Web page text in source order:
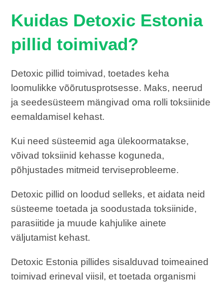
Kuidas Detoxic Estonia
pillid toimivad?
Detoxic pillid toimivad, toetades keha
loomulikke võõrutusprotsesse. Maks, neerud
ja seedesüsteem mängivad oma rolli toksiinide
eemaldamisel kehast.
Kui need süsteemid aga ülekoormatakse,
võivad toksiinid kehasse koguneda,
põhjustades mitmeid terviseprobleeme.
Detoxic pillid on loodud selleks, et aidata neid
süsteeme toetada ja soodustada toksiinide,
parasiitide ja muude kahjulike ainete
väljutamist kehast.
Detoxic Estonia pillides sisalduvad toimeained
toimivad erineval viisil, et toetada organismi